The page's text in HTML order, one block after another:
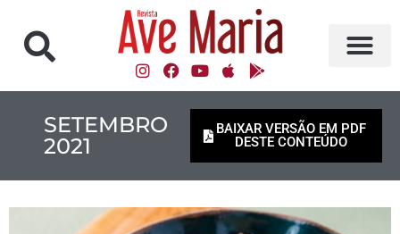
SETEMBRO
2021
BAIXAR VERSÃO EM PDF
DESTE CONTEÚDO